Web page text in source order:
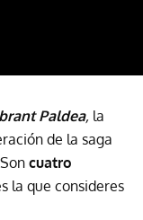
Paldea, la
de la saga
cuatro
la que consideres